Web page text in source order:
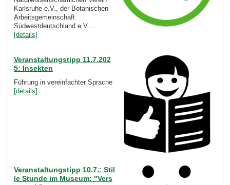
Karlsruhe e.V., der Botanischen
Arbeitsgemeinschaft
Südwestdeutschland e.V....
[details]
Veranstaltungstipp 11.7.202
5: Insekten
Führung in vereinfachter Sprache
[details]
Veranstaltungstipp 10.7.: Stil
le Stunde im Museum: "Vers